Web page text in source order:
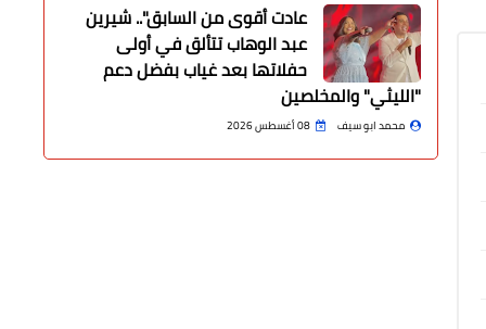
عادت أقوى من السابق".. شيرين
عبد الوهاب تتألق في أولى
حفلاتها بعد غياب بفضل دعم
"الليثي" والمخلصين
محمد ابو سيف 08 أغسطس 2026